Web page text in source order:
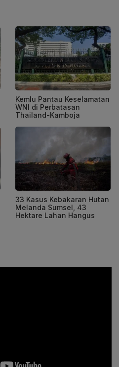
Kemlu Pantau Keselamatan
WNI di Perbatasan
Thailand-Kamboja
33 Kasus Kebakaran Hutan
Melanda Sumsel, 43
Hektare Lahan Hangus